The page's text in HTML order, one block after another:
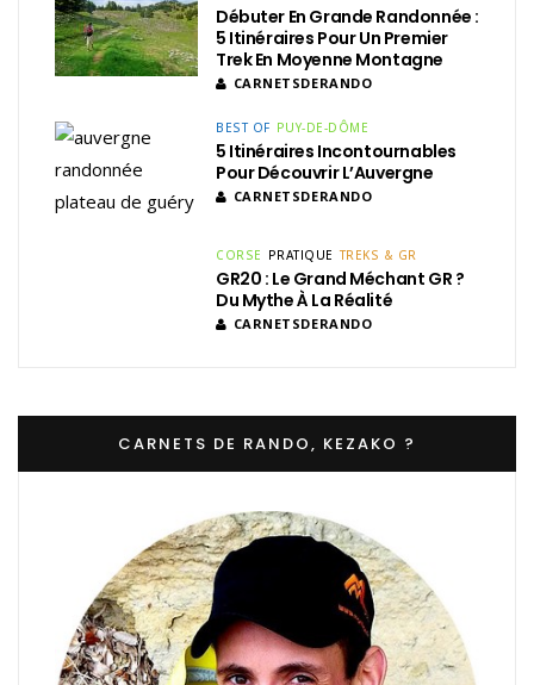
Débuter En Grande Randonnée :
5 Itinéraires Pour Un Premier
Trek En Moyenne Montagne
CARNETSDERANDO
BEST OF PUY-DE-DÔME
5 Itinéraires Incontournables
Pour Découvrir L’Auvergne
CARNETSDERANDO
CORSE PRATIQUE TREKS & GR
GR20 : Le Grand Méchant GR ?
Du Mythe À La Réalité
CARNETSDERANDO
CARNETS DE RANDO, KEZAKO ?